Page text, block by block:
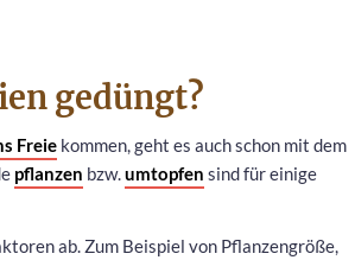
gedüngt?
Freie kommen, geht es auch schon mit dem
pflanzen bzw.umtopfen sind für einige
ab. Zum Beispiel von Pflanzengröße,